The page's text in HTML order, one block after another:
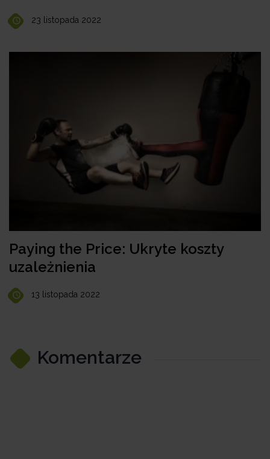
23 listopada 2022
Paying the Price: Ukryte koszty
uzależnienia
13 listopada 2022
Komentarze